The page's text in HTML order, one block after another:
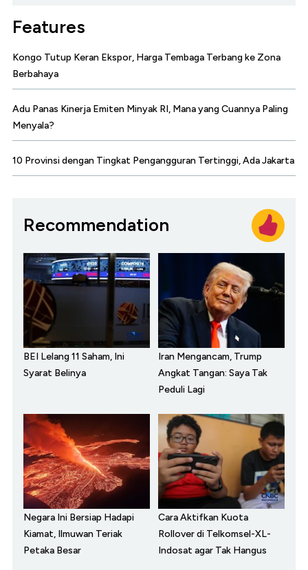
Features
Kongo Tutup Keran Ekspor, Harga Tembaga Terbang ke Zona
Berbahaya
Adu Panas Kinerja Emiten Minyak RI, Mana yang Cuannya Paling
Menyala?
10 Provinsi dengan Tingkat Pengangguran Tertinggi, Ada Jakarta
Recommendation
BEI Lelang 11 Saham, Ini
Syarat Belinya
Iran Mengancam, Trump
Angkat Tangan: Saya Tak
Peduli Lagi
Negara Ini Bersiap Hadapi
Kiamat, Ilmuwan Teriak
Petaka Besar
Cara Aktifkan Kuota
Rollover di Telkomsel-XL-
Indosat agar Tak Hangus